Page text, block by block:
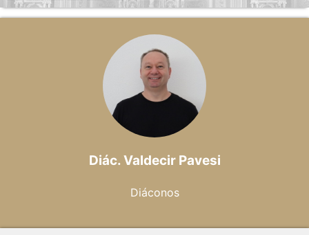
Diác. Valdecir Pavesi
Diáconos